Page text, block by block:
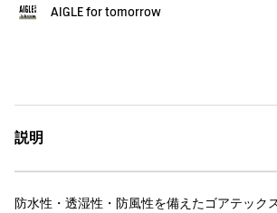
AIGLE for tomorrow
説明
防水性・透湿性・防風性を備えたゴアテック